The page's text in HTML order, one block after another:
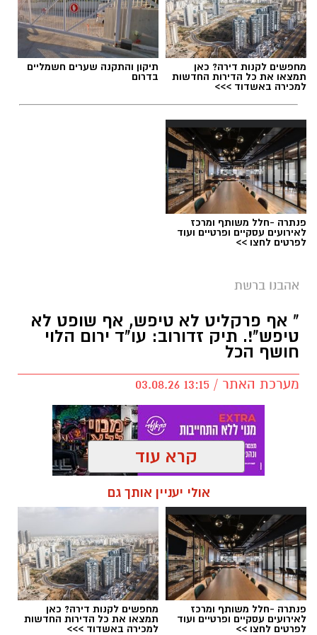
ממערכת הבחירות ועד יוקר המחיה, מהסטיקרים
על המכוניות ועד החלום לברוח ללונדון – הרבה
להגיד את מה שהציבור חושב.
"איזו מדינה" – אלי לוזון שיר המחאה המזרחי
הראשון
מחפשים לקנות דירה? כאן
תמצאו את כל הדירות החדשות
למכירה באשדוד >>>
תיקון והתקנה שערים חשמליים
בדרום
פנתרה -חלל משותף ומרכז
לאירועים עסקיים ופרטיים ועוד
לפרטים לחצו >>
אהבנו ברשת
" אף פרקליט לא טיפש, אף שופט לא
טיפש"!. תיק זדורוב: עו"ד ירום הלוי
חושף הכל
מערכת האתר / 13:15 03.08.26
מי רצח את תאיר ראדה, תיק זדורוב
ירום הלוי, אילנה ראדה,
המשפט החוזר של רומן
זדורוב
קרא עוד
אולי יעניין אותך גם
פנתרה -חלל משותף ומרכז
לאירועים עסקיים ופרטיים ועוד
לפרטים לחצו >>
מחפשים לקנות דירה? כאן
תמצאו את כל הדירות החדשות
למכירה באשדוד >>>